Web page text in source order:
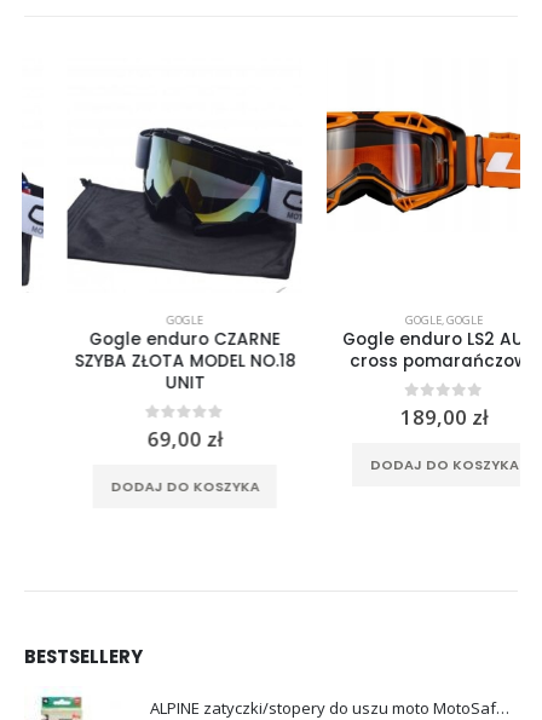
Gogle enduro CZARNE
SZYBA ZŁOTA MODEL NO.18
out of 5
69,00zł
DODAJ DO KOSZYKA
GOGLE
Gogle enduro LS2 AURA
cross pomarańczowe
out of 5
189,00zł
DODAJ DO KOSZYKA
BESTSELLERY
ALPINE zatyczki/stopery do uszu moto MotoSafe Pro